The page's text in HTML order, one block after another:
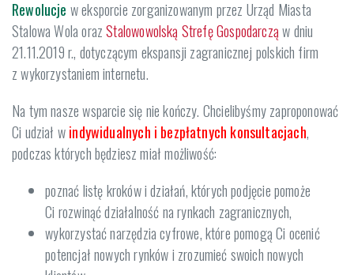
Rewolucje w eksporcie zorganizowanym przez Urząd Miasta
Stalowa Wola orazStalowowolską Strefę Gospodarcząw dniu
21.11.2019 r., dotyczącym ekspansji zagranicznej polskich firm
z wykorzystaniem internetu.
Na tym nasze wsparcie się nie kończy. Chcielibyśmy zaproponować
Ci udział windywidualnych i bezpłatnych konsultacjach,
podczas których będziesz miał możliwość:
poznać listę kroków i działań, których podjęcie pomoże
Ci rozwinąć działalność na rynkach zagranicznych,
wykorzystać narzędzia cyfrowe, które pomogą Ci ocenić
potencjał nowych rynków i zrozumieć swoich nowych